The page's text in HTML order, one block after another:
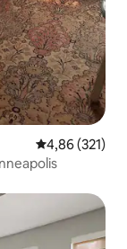
4,86 de uma
4,86 (321)